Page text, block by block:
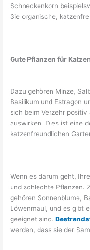
Schneckenkorn
Sie organische,
Gute Pflanzen für
Dazu gehören Minze,
Basilikum und Estragon
sich beim Verzehr
auswirken. Dies ist eine
katzenfreundlichen
Wenn es darum geht,
und schlechte Pflanzen.
gehören Sonnenblume,
Löwenmaul, und es gibt
geeignet sind.
werden, dass sie der